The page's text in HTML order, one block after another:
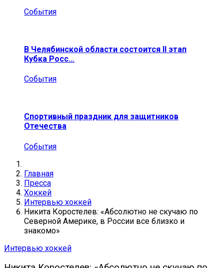
События
В Челябинской области состоится II этап
Кубка Росс…
События
Спортивный праздник для защитников
Отечества
События
Главная
Пресса
Хоккей
Интервью хоккей
Никита Коростелев: «Абсолютно не скучаю по
Северной Америке, в России все близко и
знакомо»
Интервью хоккей